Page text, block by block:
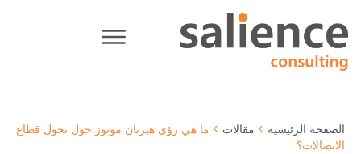
الصفحة الرئيسية > مقالات > ما هي رؤى هيرنان مونوز حول تحول قطاع
الاتصالات؟